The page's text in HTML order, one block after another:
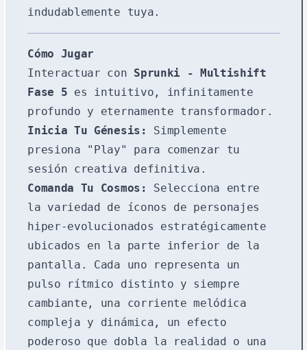
indudablemente tuya.
Cómo Jugar
Interactuar con Sprunki - Multishift
Fase 5 es intuitivo, infinitamente
profundo y eternamente transformador.
Inicia Tu Génesis:
Simplemente
presiona "Play" para comenzar tu
sesión creativa definitiva.
Comanda Tu Cosmos:
Selecciona entre
la variedad de íconos de personajes
hiper-evolucionados estratégicamente
ubicados en la parte inferior de la
pantalla. Cada uno representa un
pulso rítmico distinto y siempre
cambiante, una corriente melódica
compleja y dinámica, un efecto
poderoso que dobla la realidad o una